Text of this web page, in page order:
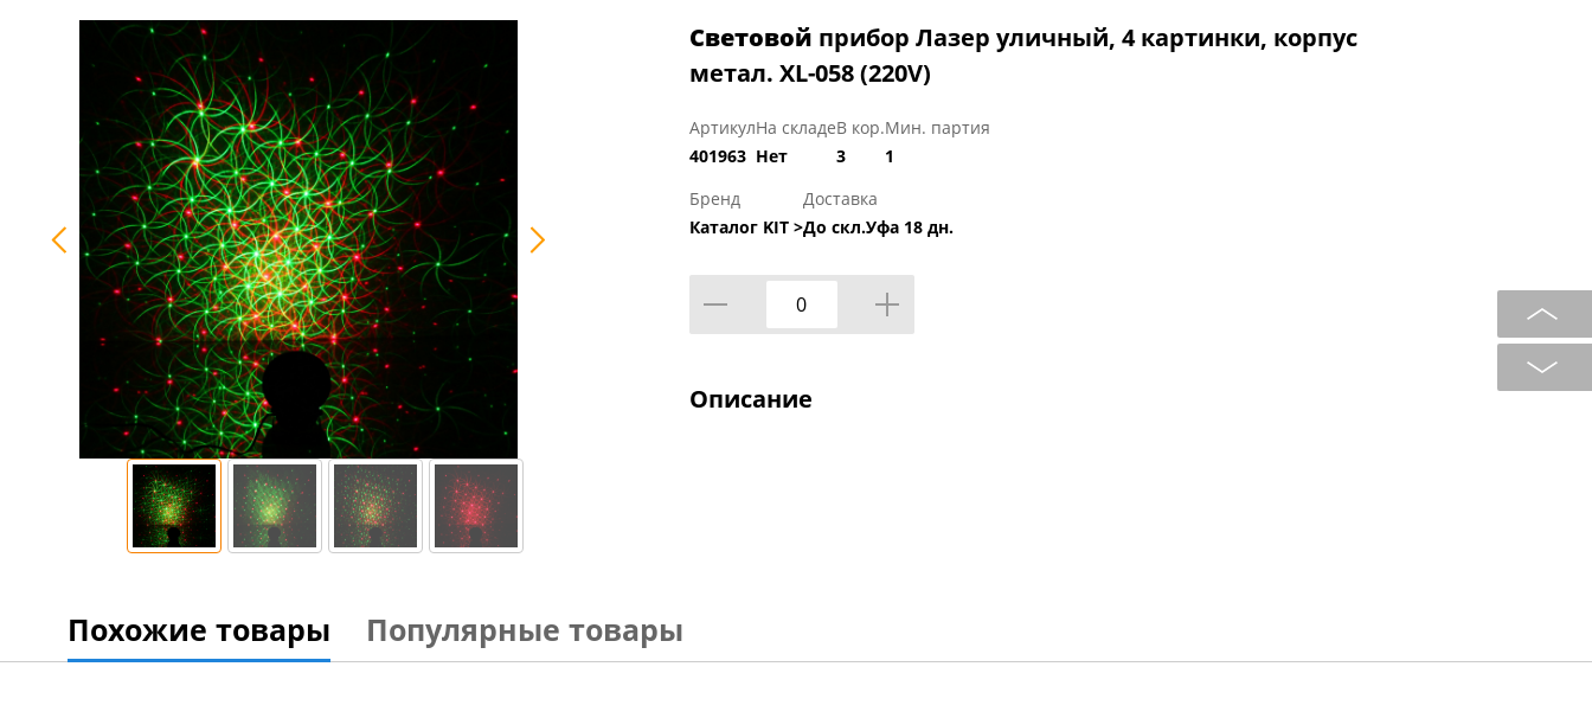
Световой прибор Лазер уличный, 4 картинки, корпус
метал. XL-058 (220V)
Артикул
401963
На складе
Нет
В кор.
3
Мин. партия
1
Бренд
Каталог KIT >
Доставка
До скл.Уфа 18 дн.
Описание
Похожие товары Популярные товары